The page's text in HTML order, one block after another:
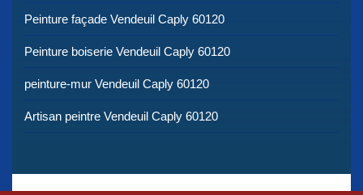
Peinture façade Vendeuil Caply 60120
Peinture boiserie Vendeuil Caply 60120
peinture-mur Vendeuil Caply 60120
Artisan peintre Vendeuil Caply 60120